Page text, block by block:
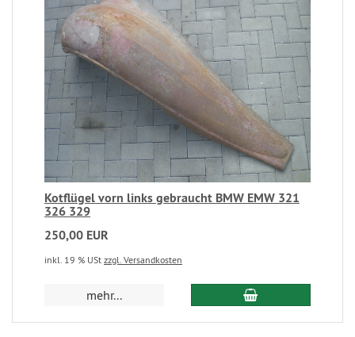
Kotflügel vorn links gebraucht BMW EMW 321
326 329
250,00 EUR
inkl. 19 % USt zzgl. Versandkosten
mehr...